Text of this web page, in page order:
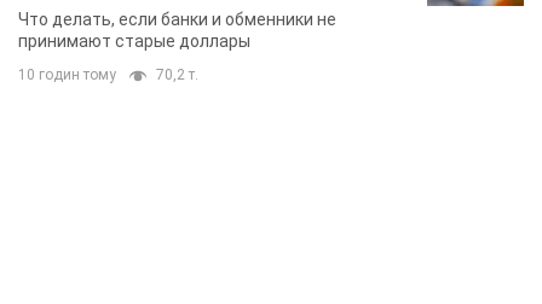
банки такие купюры
Что делать, если банки и обменники не
принимают старые доллары
10 годин тому 70,2 т.